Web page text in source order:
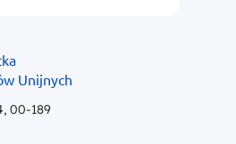
Unijnych
00-189